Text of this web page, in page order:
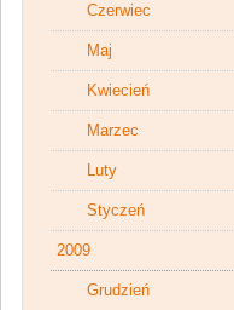
Czerwiec
Maj
Kwiecień
Marzec
Luty
Styczeń
2009
Grudzień